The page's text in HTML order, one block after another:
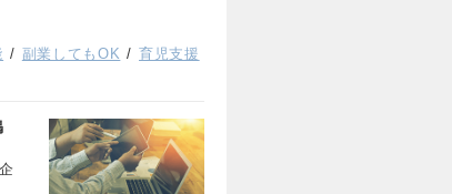
副業してもOK
育児支援